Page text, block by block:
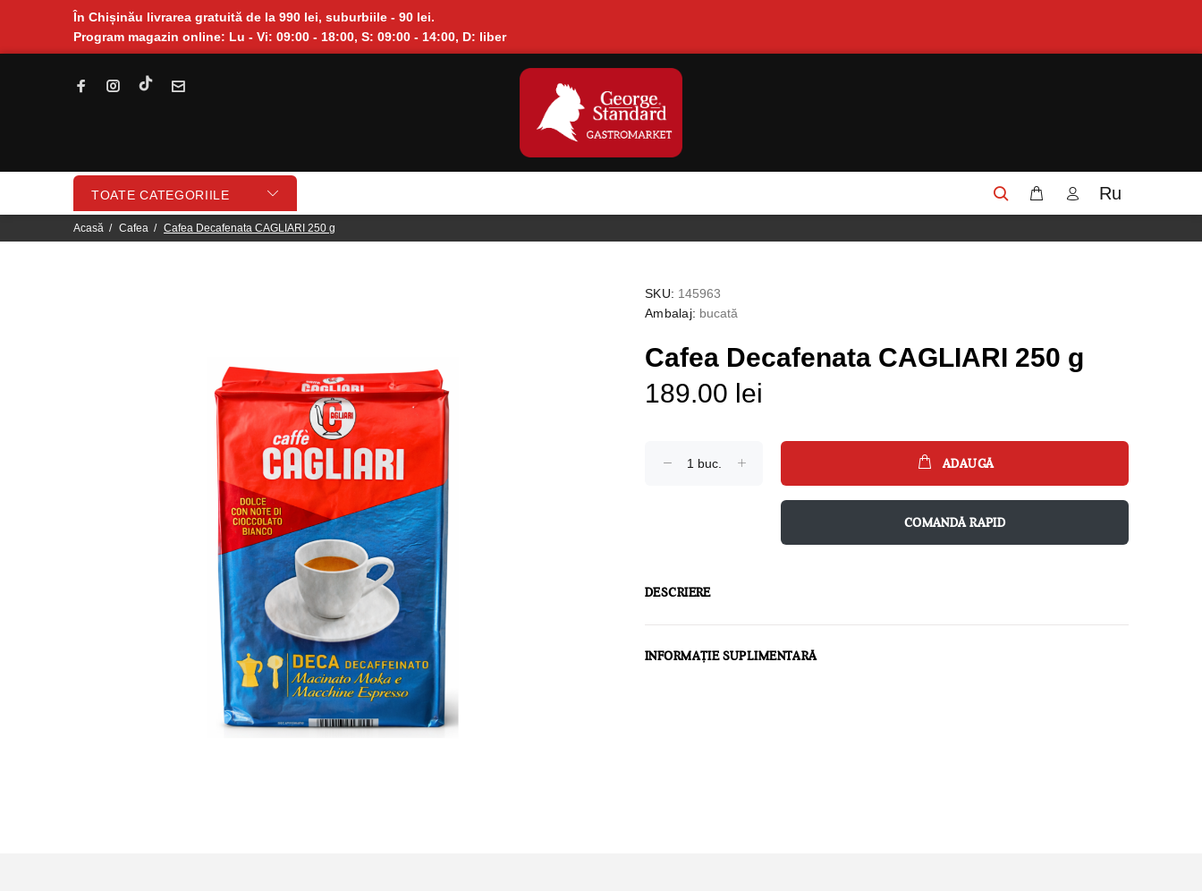
În Chișinău livrarea gratuită de la 990 lei, suburbiile - 90 lei.
Program magazin online: Lu - Vi: 09:00 - 18:00, S: 09:00 - 14:00, D: liber
TOATE CATEGORIILE Ru
Acasă Cafea Cafea Decafenata CAGLIARI 250 g
SKU: 145963
Ambalaj: bucată
Cafea Decafenata CAGLIARI 250 g
189.00 lei
ADAUGĂ
COMANDĂ RAPID
DESCRIERE
INFORMAȚIE SUPLIMENTARĂ